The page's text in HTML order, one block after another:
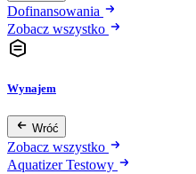
Dofinansowania
Zobacz wszystko
Wynajem
Wróć
Zobacz wszystko
Aquatizer Testowy